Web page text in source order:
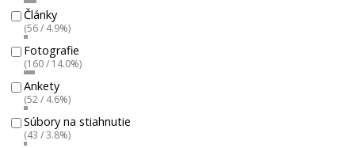
Články
(56 / 4.9%)
Fotografie
(160 / 14.0%)
Ankety
(52 / 4.6%)
Súbory na stiahnutie
(43 / 3.8%)